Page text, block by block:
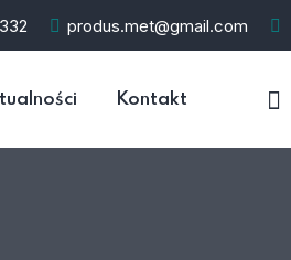
produs.met@gmail.com
Kontakt